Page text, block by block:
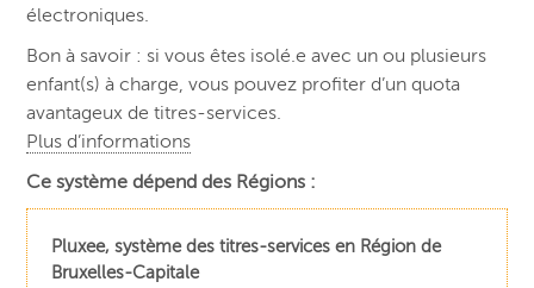
électroniques.
Bon à savoir : si vous êtes isolé.e avec un ou plusieurs
enfant(s) à charge, vous pouvez profiter d’un quota
avantageux de titres-services.
Plus d’informations
Ce système dépend des Régions :
Pluxee, système des titres-services en Région de
Bruxelles-Capitale